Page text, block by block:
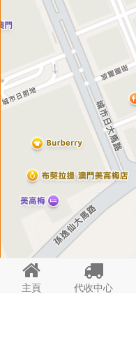

主頁

代收中心